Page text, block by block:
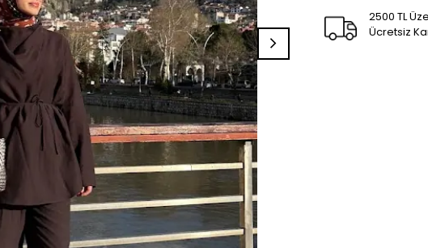
2500 TL
Ücretsiz